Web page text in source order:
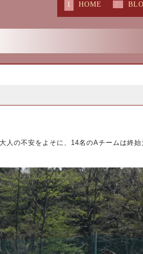
HOME
人の不安をよそに、 14名のAチームは終始